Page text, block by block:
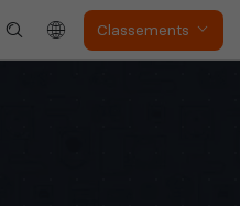
Classements